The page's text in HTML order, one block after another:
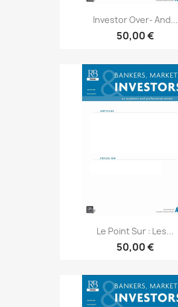
Investor Over- And...
50,00 €
Le Point Sur : Les...
50,00 €